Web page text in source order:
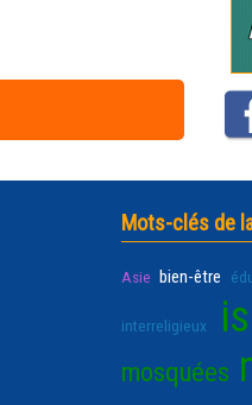
Mots-clés de
Asie bien-être
interreligieux
mosquées